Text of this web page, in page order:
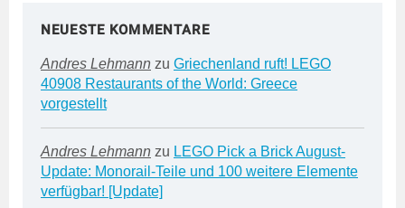
NEUESTE KOMMENTARE
Andres Lehmann zu Griechenland ruft! LEGO
40908 Restaurants of the World: Greece
vorgestellt
Andres Lehmann zu LEGO Pick a Brick August-
Update: Monorail-Teile und 100 weitere Elemente
verfügbar! [Update]